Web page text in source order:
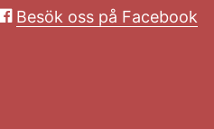
Besök oss på Facebook